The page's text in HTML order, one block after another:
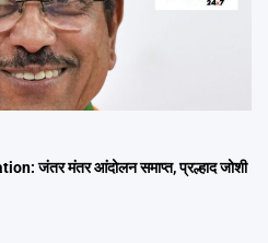
जंतर मंतर आंदोलन समाप्त, प्रल्हाद जोशी